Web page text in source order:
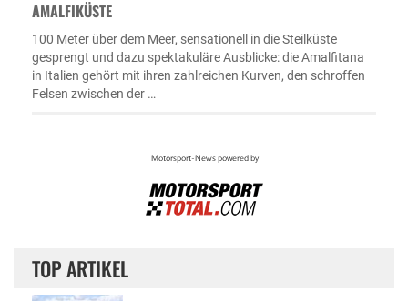
MALFIKÜSTE
100 Meter über dem Meer, sensationell in die Steilküste
gesprengt und dazu spektakuläre Ausblicke: die Amalfitana
in Italien gehört mit ihren zahlreichen Kurven, den schroffen
Felsen zwischen der …
TOP ARTIKEL